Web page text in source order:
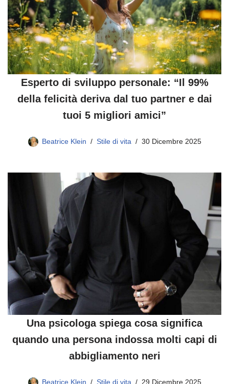
Esperto di sviluppo personale: “Il 99%
della felicità deriva dal tuo partner e dai
tuoi 5 migliori amici”
Beatrice Klein Stile di vita 30 Dicembre 2025
Una psicologa spiega cosa significa
quando una persona indossa molti capi di
abbigliamento neri
Beatrice Klein Stile di vita 29 Dicembre 2025